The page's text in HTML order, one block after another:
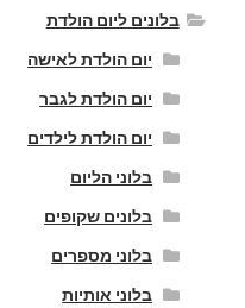
בלונים ליום הולדת
יום הולדת לאישה
יום הולדת לגבר
יום הולדת לילדים
בלוני הליום
בלונים שקופים
בלוני מספרים
בלוני אותיות